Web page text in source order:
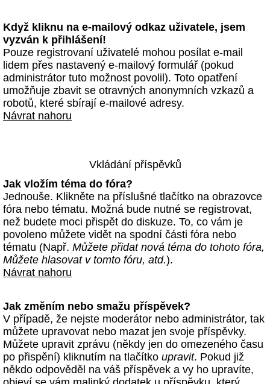
Když kliknu na e-mailový odkaz uživatele, jsem
vyzván k přihlášení!
Pouze registrovaní uživatelé mohou posílat e-mail
lidem přes nastavený e-mailový formulář (pokud
administrátor tuto možnost povolil). Toto opatření
umožňuje zbavit se otravných anonymních vzkazů a
robotů, které sbírají e-mailové adresy.
Návrat nahoru
Vkládání příspěvků
Jak vložím téma do fóra?
Jednouše. Klikněte na příslušné tlačítko na obrazovce
fóra nebo tématu. Možná bude nutné se registrovat,
než budete moci přispět do diskuze. To, co vám je
povoleno můžete vidět na spodní části fóra nebo
tématu (Např. Můžete přidat nová téma do tohoto fóra,
Můžete hlasovat v tomto fóru, atd.).
Návrat nahoru
Jak změním nebo smažu příspěvek?
V případě, že nejste moderátor nebo administrátor, tak
můžete upravovat nebo mazat jen svoje příspěvky.
Můžete upravit zprávu (někdy jen do omezeného času
po přispění) kliknutím na tlačítko upravit. Pokud již
někdo odpověděl na váš příspěvek a vy ho upravíte,